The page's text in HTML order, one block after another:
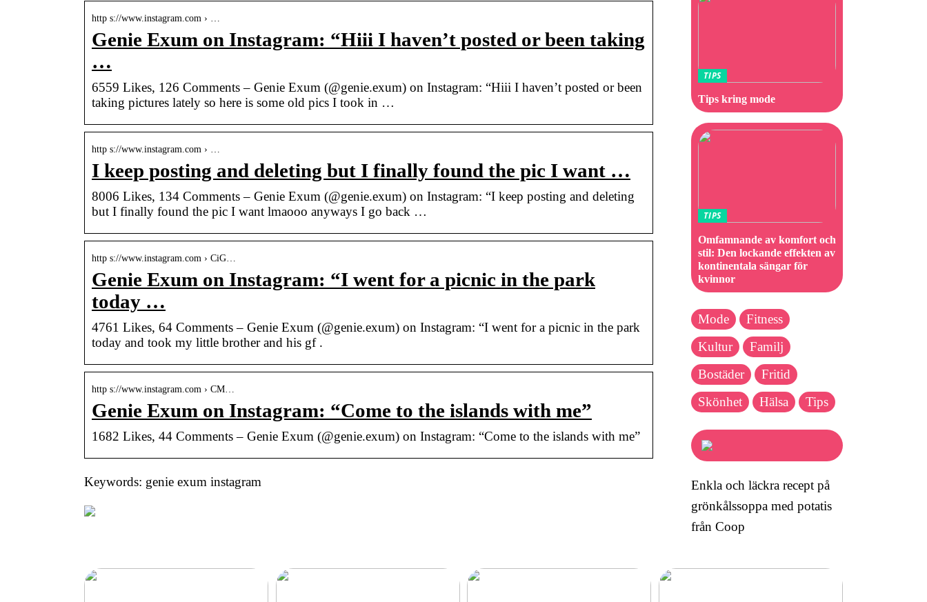
http s://www.instagram.com › …
Genie Exum on Instagram: “Hiii I haven’t posted or been taking
…
6559 Likes, 126 Comments – Genie Exum (@genie.exum) on Instagram: “Hiii I haven’t posted or been
taking pictures lately so here is some old pics I took in …
http s://www.instagram.com › …
I keep posting and deleting but I finally found the pic I want …
8006 Likes, 134 Comments – Genie Exum (@genie.exum) on Instagram: “I keep posting and deleting
but I finally found the pic I want lmaooo anyways I go back …
http s://www.instagram.com › CiG…
Genie Exum on Instagram: “I went for a picnic in the park
today …
4761 Likes, 64 Comments – Genie Exum (@genie.exum) on Instagram: “I went for a picnic in the park
today and took my little brother and his gf .
http s://www.instagram.com › CM…
Genie Exum on Instagram: “Come to the islands with me”
1682 Likes, 44 Comments – Genie Exum (@genie.exum) on Instagram: “Come to the islands with me”
Keywords: genie exum instagram
TIPS
Tips kring mode
TIPS
Omfamnande av komfort och
stil: Den lockande effekten av
kontinentala sängar för
kvinnor
Mode
Fitness
Kultur
Familj
Bostäder
Fritid
Skönhet
Hälsa Tips
Enkla och läckra recept på
grönkålssoppa med potatis
från Coop